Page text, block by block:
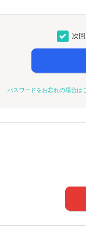
次
パスワードをお忘れの場合は